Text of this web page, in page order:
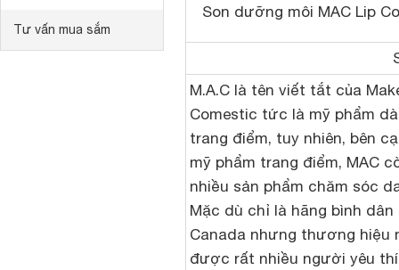
Tư vấn mua sắm
Son dưỡng môi MAC Lip
M.A.C là tên viết tắt của
Comestic tức là mỹ phẩm
trang điểm, tuy nhiên, bên
mỹ phẩm trang điểm, MAC
nhiều sản phẩm chăm sóc
Mặc dù chỉ là hãng bình dân
Canada nhưng thương hiệu
được rất nhiều người yêu